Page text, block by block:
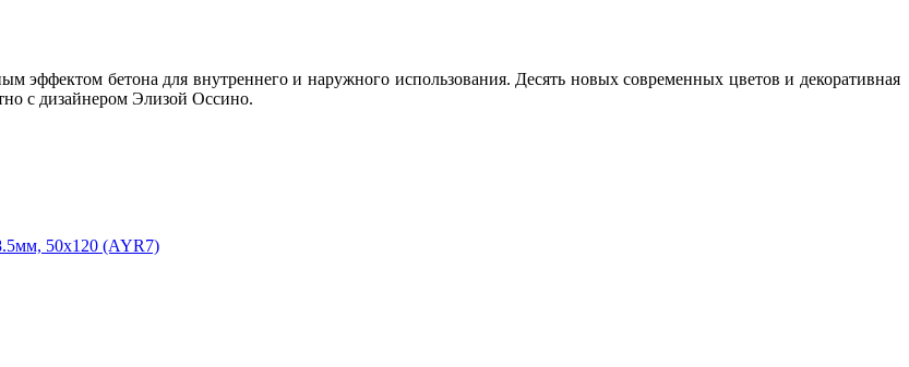
эффектом бетона для внутреннего и наружного использования. Десять новых современных цветов и декоративная
с дизайнером Элизой Оссино.
50x120 (AYR7)